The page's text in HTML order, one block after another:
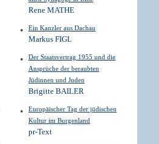
Rene MATHE
Ein Kanzler aus Dachau
Markus FIGL
Der Staatsvertrag 1955 und die
Ansprüche der beraubten
Jüdinnen und Juden
Brigitte BAILER
Europäischer Tag der jüdischen
Kultur im Burgenland
pr-Text